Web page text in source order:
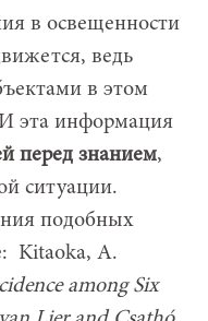
в освещенности
ведь
в этом
эта информация
перед знанием,
ситуации.
подобных
Kitaoka, A.
among Six